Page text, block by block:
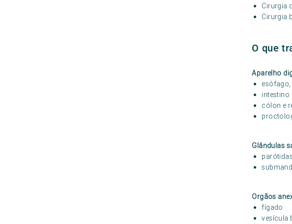
Cirurgia
Cirurgia
O que
Aparelho
intestino
cólon e
Glândulas
parótidas
Orgãos
fígado
vesícula